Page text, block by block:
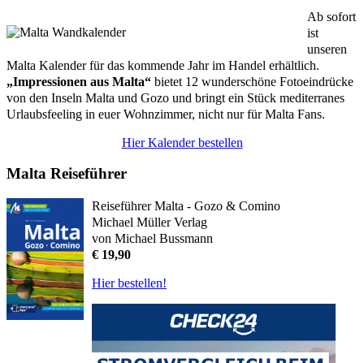
Ab sofort
ist
unseren
Malta Kalender für das kommende Jahr im Handel erhältlich.
„Impressionen aus Malta“ bietet 12 wunderschöne Fotoeindrücke
von den Inseln Malta und Gozo und bringt ein Stück mediterranes
Urlaubsfeeling in euer Wohnzimmer, nicht nur für Malta Fans.
Hier Kalender bestellen
Malta Reiseführer
Reiseführer Malta - Gozo & Comino
Michael Müller Verlag
von Michael Bussmann
€ 19,90
Hier bestellen!